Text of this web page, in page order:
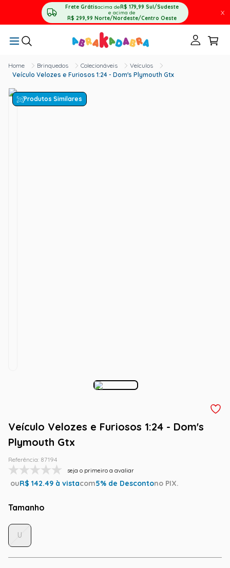
Frete Grátisacima deR$ 179,99 Sul/Sudeste
e acima de
R$ 299,99 Norte/Nordeste/Centro Oeste
X
Brinquedos Colecionáveis
Veículos
Veículo Velozes e Furiosos 1:24 - Dom's Plymouth Gtx
Produtos Similares
Veículo Velozes e Furiosos 1:24 - Dom's
Plymouth Gtx
Referência: 87194
seja o primeiro a avaliar
ouR$ 142.49 à vistacom5% de Descontono PIX.
Tamanho
U